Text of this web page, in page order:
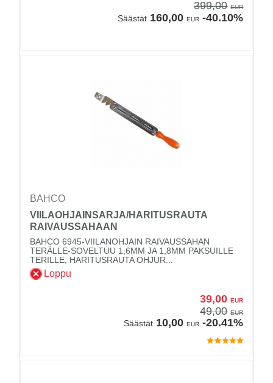
399,00 EUR
Säästät 160,00 EUR -40.10%
BAHCO
VIILAOHJAINSARJA/HARITUSRAUTA
RAIVAUSSAHAAN
BAHCO 6945-VIILANOHJAIN RAIVAUSSAHAN
TERÄLLE-SOVELTUU 1,6MM JA 1,8MM PAKSUILLE
TERILLE, HARITUSRAUTA OHJUR...
Loppu
39,00 EUR
49,00 EUR
Säästät 10,00 EUR -20.41%